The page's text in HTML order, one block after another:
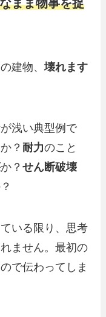
まま物事を捉
建物、壊れます
浅い典型例で
？ 耐力のこと
か？せん断破壊
いる限り、思考
ません。最初の
で伝わってしま